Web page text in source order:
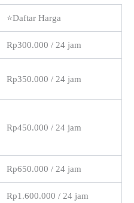
⭐Daftar Harga
Rp300.000 / 24 jam
Rp350.000 / 24 jam
Rp450.000 / 24 jam
Rp650.000 / 24 jam
Rp1.600.000 / 24 jam